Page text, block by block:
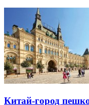
Китай-город